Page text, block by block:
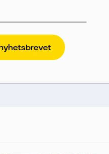
din integritet. För
ska kunna
vi dina uppgifter.
helst återkalla ditt